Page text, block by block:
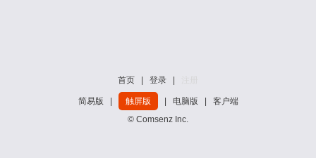
首页 登录
简易版 触屏版 电脑版
客户端
© Comsenz Inc.